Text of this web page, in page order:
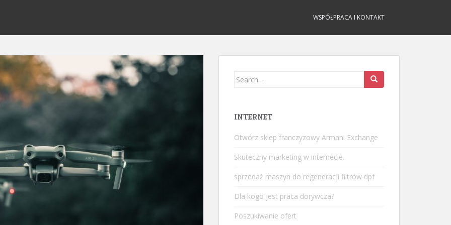
WSPÓŁPRACA I KONTAKT
Search
INTERNET
Otwórz sklep franczyzowy Armani Exchange
Skuteczny marketing w internecie.
sprzedaż maszyn do regeneracji filtrów dpf
Dla kogo jest praca dorywcza?
Poszukiwanie ofert